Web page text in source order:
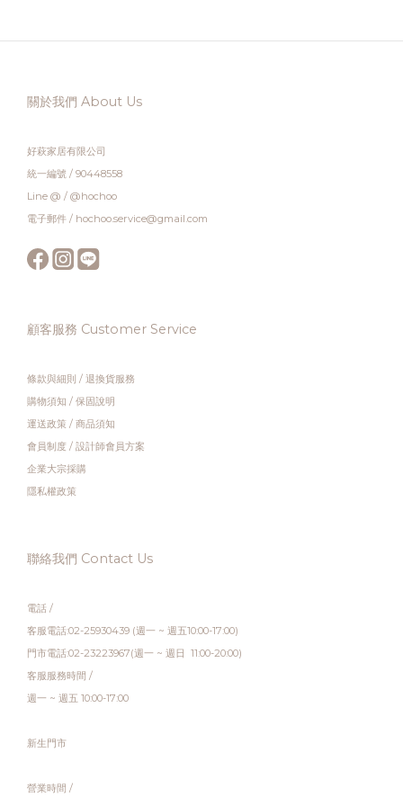
關於我們 About Us
好萩家居有限公司
統一編號 / 90448558
Line @ / @hochoo
電子郵件 / hochoo.service@gmail.com
顧客服務 Customer Service
條款與細則 / 退換貨服務
購物須知 / 保固說明
運送政策 / 商品須知
會員制度 / 設計師會員方案
企業大宗採購
隱私權政策
聯絡我們 Contact Us
電話 /
客服電話:02-25930439 (週一 ~ 週五10:00-17:00)
門市電話:02-23223967(週一 ~ 週日 11:00-20:00)
客服服務時間 /
週一 ~ 週五 10:00-17:00
新生門市
營業時間 /